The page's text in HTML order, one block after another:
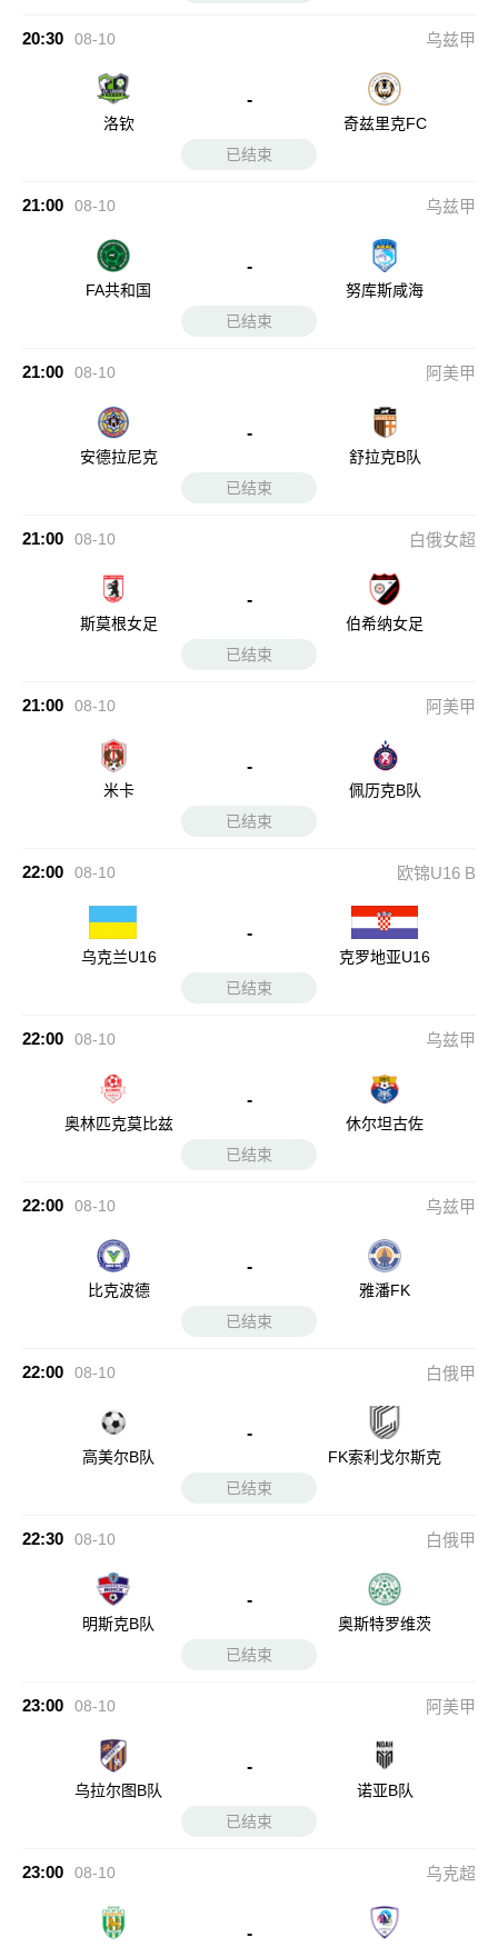
20:30 08-10 乌兹甲
洛钦
-
奇兹里克FC
已结束
21:00 08-10 乌兹甲
FA共和国
-
努库斯咸海
已结束
21:00 08-10 阿美甲
安德拉尼克
-
舒拉克B队
已结束
21:00 08-10 白俄女超
斯莫根女足
-
伯希纳女足
已结束
21:00 08-10 阿美甲
米卡
-
佩历克B队
已结束
22:00 08-10 欧锦U16 B
乌克兰U16
-
克罗地亚U16
已结束
22:00 08-10 乌兹甲
奥林匹克莫比兹
-
休尔坦古佐
已结束
22:00 08-10 乌兹甲
比克波德
-
雅潘FK
已结束
22:00 08-10 白俄甲
高美尔B队
-
FK索利戈尔斯克
已结束
22:30 08-10 白俄甲
明斯克B队
-
奥斯特罗维茨
已结束
23:00 08-10 阿美甲
乌拉尔图B队
-
诺亚B队
已结束
23:00 08-10 乌克超
-